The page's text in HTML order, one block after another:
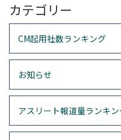
カテゴリー
CM起用社数ランキング
お知らせ
アスリート報道量ランキ